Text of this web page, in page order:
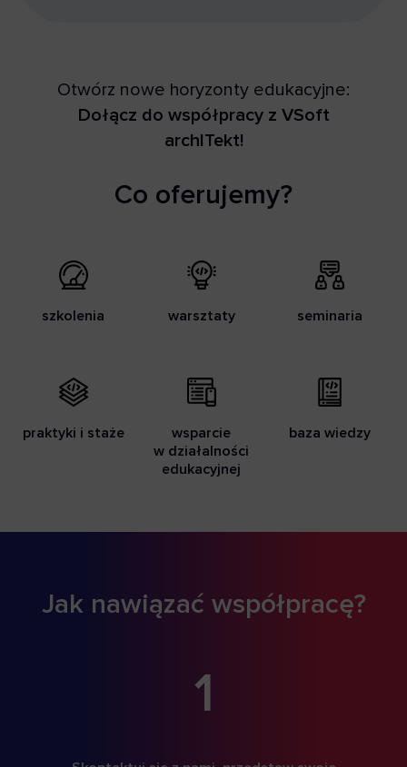
Otwórz nowe horyzonty edukacyjne:
Dołącz do współpracy z VSoft
archITekt!
Co oferujemy?
szkolenia warsztaty seminaria
praktyki i staże
wsparcie
w działalności
edukacyjnej
baza wiedzy
Jak nawiązać współpracę?
1